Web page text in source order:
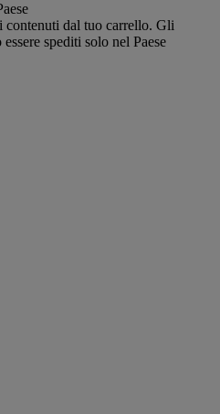
contenuti dal tuo carrello. Gli
spediti solo nel Paese